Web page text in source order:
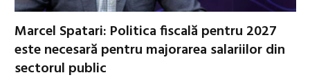
Marcel Spatari: Politica fiscală pentru 2027
este necesară pentru majorarea salariilor din
sectorul public